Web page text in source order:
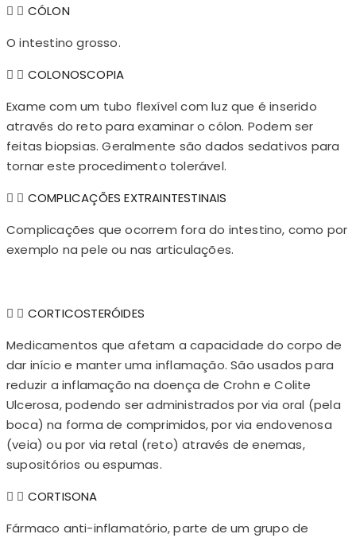
CÓLON
O intestino grosso.
COLONOSCOPIA
Exame com um tubo flexível com luz que é inserido
através do reto para examinar o cólon. Podem ser
feitas biopsias. Geralmente são dados sedativos para
tornar este procedimento tolerável.
COMPLICAÇÕES EXTRAINTESTINAIS
Complicações que ocorrem fora do intestino, como por
exemplo na pele ou nas articulações.
CORTICOSTERÓIDES
Medicamentos que afetam a capacidade do corpo de
dar início e manter uma inflamação. São usados para
reduzir a inflamação na doença de Crohn e Colite
Ulcerosa, podendo ser administrados por via oral (pela
boca) na forma de comprimidos, por via endovenosa
(veia) ou por via retal (reto) através de enemas,
supositórios ou espumas.
CORTISONA
Fármaco anti-inflamatório, parte de um grupo de